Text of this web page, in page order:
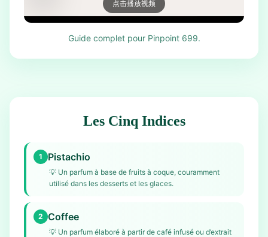
点击播放视频
Guide complet pour Pinpoint 699.
Les Cinq Indices
1 Pistachio
💡 Un parfum à base de fruits à coque, couramment
utilisé dans les desserts et les glaces.
2 Coffee
💡 Un parfum élaboré à partir de café infusé ou d’extrait